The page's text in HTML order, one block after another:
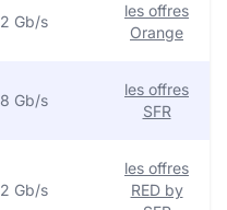
2 Gb/s
les offres
Orange
8 Gb/s
les offres
SFR
2 Gb/s
les offres
RED by